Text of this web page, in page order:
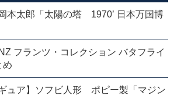
本太郎「太陽の塔 1970’ 日本万国博
フランツ・コレクション バタフライ
め
ギュア】ソフビ人形 ポピー製「マジン